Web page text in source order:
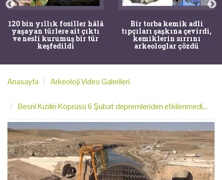
120 bin yıllık fosiller hâlâ
yaşayan türlere ait çıktı
ve nesli kurumuş bir tür
keşfedildi
Bir torba kemik adli
tıpçıları şaşkına çevirdi,
kemiklerin sırrını
arkeologlar çözdü
Anasayfa Arkeoloji Video Galerileri
Besni Kızılin Köprüsü 6 Şubat depremleriden etkilenmedi...